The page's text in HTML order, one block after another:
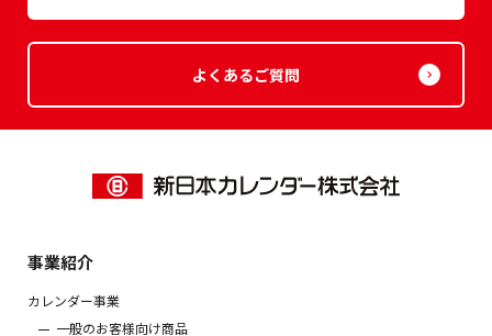
よくあるご質問
事業紹介
カレンダー事業
一般のお客様向け商品